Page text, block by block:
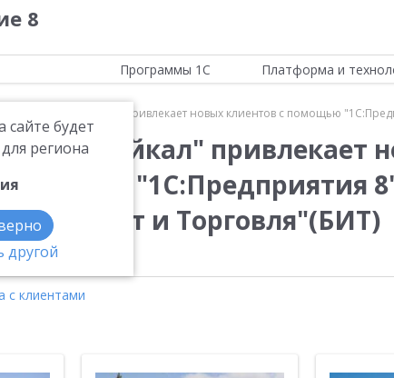
8
будет
региона
другой
Программы 1С Платформа и
"Тимбермаш Байкал" привлекает новых клиентов с помощью
Байкал" привлекает
помощью "1С:Предприятия
и Торговля"(БИТ)
с клиентами